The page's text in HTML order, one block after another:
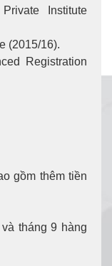
Institute
(2015/16).
Registration
gồm thêm tiền
tháng 9 hàng